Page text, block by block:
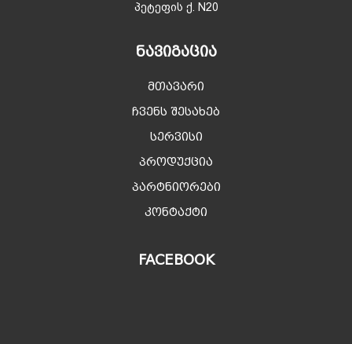
პეტეფის ქ. N20
ᲜᲐᲕᲘᲒᲐᲪᲘᲐ
მთავარი
ჩვენს შესახებ
სერვისი
პროდუქცია
პარტნიორები
კონტაქტი
FACEBOOK